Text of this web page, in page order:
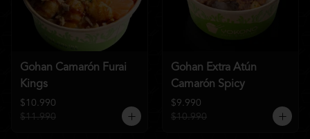
Gohan Camarón Furai
Kings
$10.990
$11.990
Gohan Extra Atún
Camarón Spicy
$9.990
$10.990